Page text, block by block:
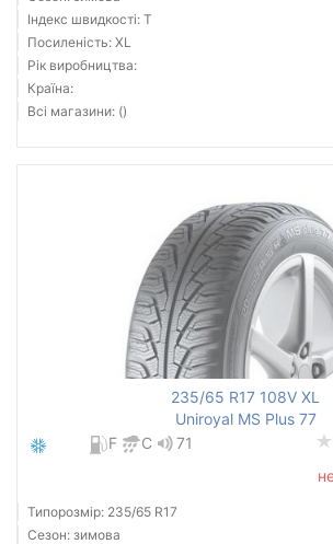
Індекс швидкості: T
Посиленість: XL
Рік виробництва:
Країна:
Всі магазини: ()
235/65 R17 108V XL
Uniroyal MS Plus 77
F
C
71
Типорозмір: 235/65 R17
Сезон: зимова